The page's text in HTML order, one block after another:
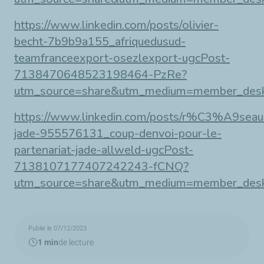
https://www.linkedin.com/posts/olivier-
becht-7b9b9a155_afriquedusud-
teamfranceexport-osezlexport-ugcPost-
7138470648523198464-PzRe?
https://www.linkedin.com/posts/
jade-955576131_coup-denvoi-pour-le-
partenariat-jade-allweld-ugcPost-
7138107177407242243-fCNQ?
Publié le 07/12/2023
1 minde lecture